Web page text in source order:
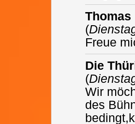
Thomas
(
Freue
Die
(
Wir
des